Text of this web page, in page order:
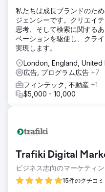
私たちは成長ブランドのた
ジェンシーです。クリエイ
思考、そして検索に関する
ベーションを駆使し、クラ
実現します。
London, England, United
広告, プログラム広告 +7
フィンテック, 不動産 +1
$5,000 - 10,000
Trafiki Digital
ビジネス志向のマーケティ
15件のクチコミ